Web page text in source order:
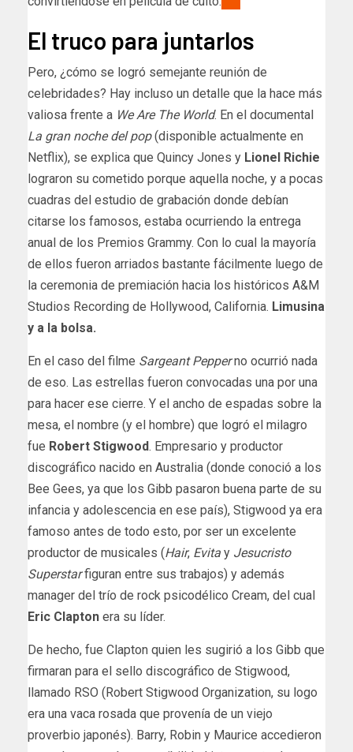
El truco para juntarlos
Pero, ¿cómo se logró semejante reunión de
celebridades? Hay incluso un detalle que la hace más
valiosa frente a We Are The World. En el documental
La gran noche del pop(disponible actualmente en
Netflix), se explica que Quincy Jones y Lionel Richie
lograron su cometido porque aquella noche, y a pocas
cuadras del estudio de grabación donde debían
citarse los famosos, estaba ocurriendo la entrega
anual de los Premios Grammy. Con lo cual la mayoría
de ellos fueron arriados bastante fácilmente luego de
la ceremonia de premiación hacia los históricos A&M
Studios Recording de Hollywood, California. Limusina
y a la bolsa.
En el caso del filme Sargeant Pepperno ocurrió nada
de eso. Las estrellas fueron convocadas una por una
para hacer ese cierre. Y el ancho de espadas sobre la
mesa, el nombre (y el hombre) que logró el milagro
fue Robert Stigwood. Empresario y productor
discográfico nacido en Australia (donde conoció a los
Bee Gees, ya que los Gibb pasaron buena parte de su
infancia y adolescencia en ese país), Stigwood ya era
famoso antes de todo esto, por ser un excelente
productor de musicales (Hair, Evita y Jesucristo
Superstarfiguran entre sus trabajos) y además
manager del trío de rock psicodélico Cream, del cual
Eric Clapton era su líder.
De hecho, fue Clapton quien les sugirió a los Gibb que
firmaran para el sello discográfico de Stigwood,
llamado RSO (Robert Stigwood Organization, su logo
era una vaca rosada que provenía de un viejo
proverbio japonés). Barry, Robin y Maurice accedieron